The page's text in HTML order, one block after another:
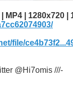
MP4 | 1280x720 |
file/
@Hi7omis ///-